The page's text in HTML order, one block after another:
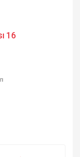
16